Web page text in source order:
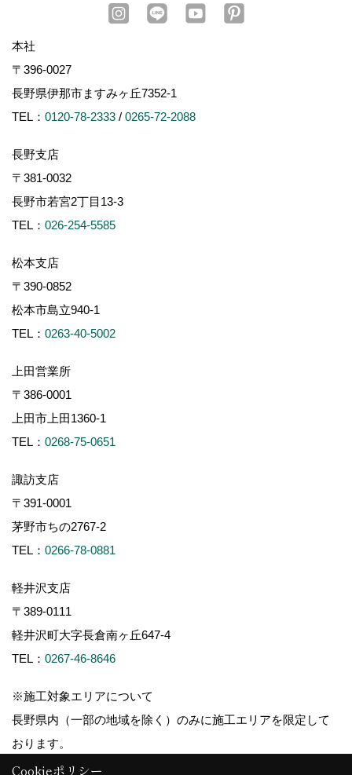
本社
〒396-0027
長野県伊那市ますみヶ丘7352-1
TEL： 0120-78-2333 / 0265-72-2088
長野支店
〒381-0032
長野市若宮2丁目13-3
TEL： 026-254-5585
松本支店
〒390-0852
松本市島立940-1
TEL： 0263-40-5002
上田営業所
〒386-0001
上田市上田1360-1
TEL： 0268-75-0651
諏訪支店
〒391-0001
茅野市ちの2767-2
TEL： 0266-78-0881
軽井沢支店
〒389-0111
軽井沢町大字長倉南ヶ丘647-4
TEL： 0267-46-8646
※施工対象エリアについて
長野県内（一部の地域を除く）のみに施工エリアを限定して
おります。
Cookieポリシー